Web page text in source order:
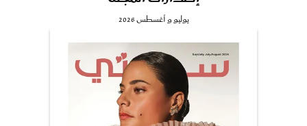
يوليو و أغسطس 2026